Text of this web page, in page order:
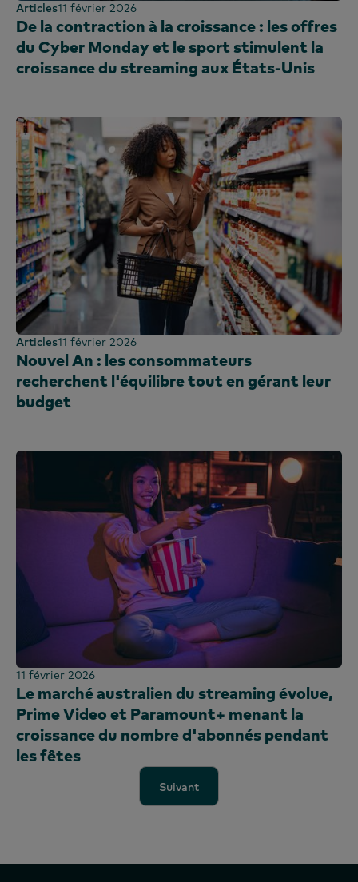
Articles11 février 2026
De la contraction à la croissance : les offres
du Cyber Monday et le sport stimulent la
croissance du streaming aux États-Unis
Articles11 février 2026
Nouvel An : les consommateurs
recherchent l'équilibre tout en gérant leur
budget
11 février 2026
Le marché australien du streaming évolue,
Prime Video et Paramount+ menant la
croissance du nombre d'abonnés pendant
les fêtes
Suivant
Suivant